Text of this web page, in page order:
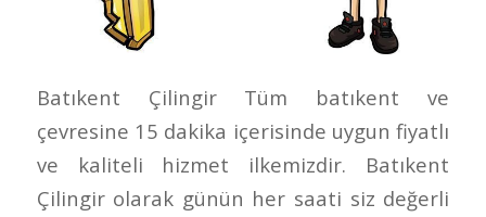
Batıkent Çilingir Tüm batıkent ve
çevresine 15 dakika içerisinde uygun fiyatlı
ve kaliteli hizmet ilkemizdir. Batıkent
Çilingir olarak günün her saati siz değerli